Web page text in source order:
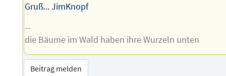
Gruß... JimKnopf
--
die Bäume im Wald haben ihre Wurzeln unten
Beitrag melden